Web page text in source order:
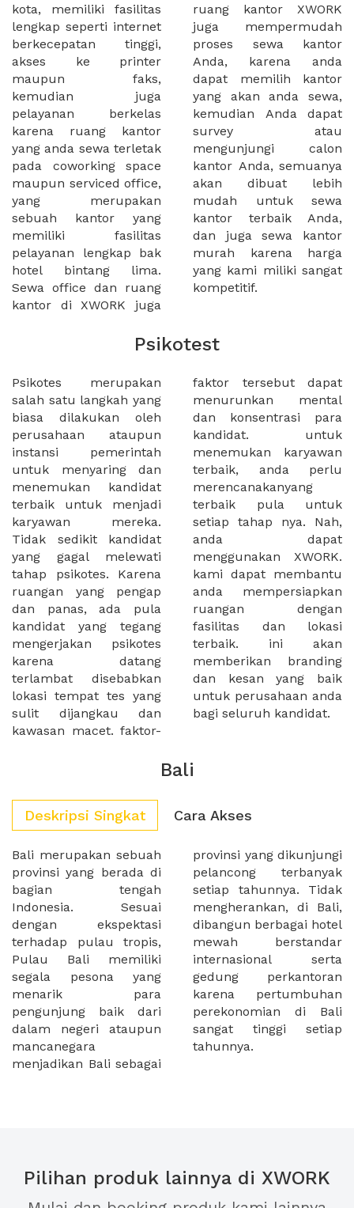
kota, memiliki fasilitas
lengkap seperti internet
berkecepatan tinggi,
akses ke printer
maupun faks,
kemudian juga
pelayanan berkelas
karena ruang kantor
yang anda sewa terletak
pada coworking space
maupun serviced office,
yang merupakan
sebuah kantor yang
memiliki fasilitas
pelayanan lengkap bak
hotel bintang lima.
Sewa office dan ruang
kantor di XWORK juga
ruang kantor XWORK
juga mempermudah
proses sewa kantor
Anda, karena anda
dapat memilih kantor
yang akan anda sewa,
kemudian Anda dapat
survey atau
mengunjungi calon
kantor Anda, semuanya
akan dibuat lebih
mudah untuk sewa
kantor terbaik Anda,
dan juga sewa kantor
murah karena harga
yang kami miliki sangat
kompetitif.
Psikotest
Psikotes merupakan
salah satu langkah yang
biasa dilakukan oleh
perusahaan ataupun
instansi pemerintah
untuk menyaring dan
menemukan kandidat
terbaik untuk menjadi
karyawan mereka.
Tidak sedikit kandidat
yang gagal melewati
tahap psikotes. Karena
ruangan yang pengap
dan panas, ada pula
kandidat yang tegang
mengerjakan psikotes
karena datang
terlambat disebabkan
lokasi tempat tes yang
sulit dijangkau dan
kawasan macet. faktor-
faktor tersebut dapat
menurunkan mental
dan konsentrasi para
kandidat. untuk
menemukan karyawan
terbaik, anda perlu
merencanakanyang
terbaik pula untuk
setiap tahap nya. Nah,
anda dapat
menggunakan XWORK.
kami dapat membantu
anda mempersiapkan
ruangan dengan
fasilitas dan lokasi
terbaik. ini akan
memberikan branding
dan kesan yang baik
untuk perusahaan anda
bagi seluruh kandidat.
Bali
Deskripsi Singkat Cara Akses
Bali merupakan sebuah
provinsi yang berada di
bagian tengah
Indonesia. Sesuai
dengan ekspektasi
terhadap pulau tropis,
Pulau Bali memiliki
segala pesona yang
menarik para
pengunjung baik dari
dalam negeri ataupun
mancanegara
menjadikan Bali sebagai
provinsi yang dikunjungi
pelancong terbanyak
setiap tahunnya. Tidak
mengherankan, di Bali,
dibangun berbagai hotel
mewah berstandar
internasional serta
gedung perkantoran
karena pertumbuhan
perekonomian di Bali
sangat tinggi setiap
tahunnya.
Pilihan produk lainnya di XWORK